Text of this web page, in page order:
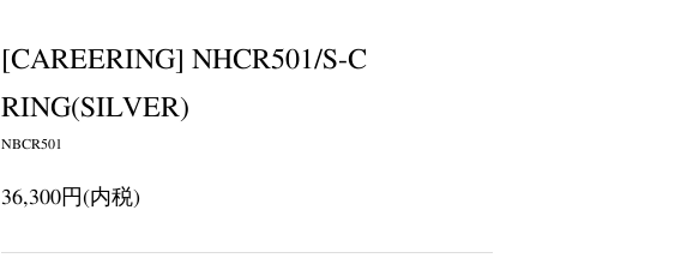
[CAREERING] NHCR501/S-C
RING(SILVER)
NBCR501
36,300円(内税)